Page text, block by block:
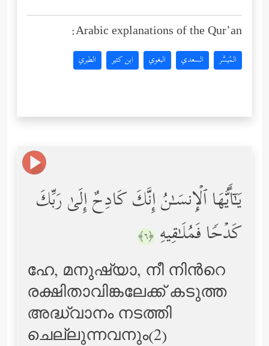
Arabic explanations of the Qur’an:
المُيسَّر السعدي البغوي ابن كثير الطبري
یَـٰۤأَیُّهَا ٱلۡإِنسَـٰنُ إِنَّكَ كَادِحٌ إِلَىٰ رَبِّكَ
كَدۡحࣰا فَمُلَـٰقِیهِ ﴿٦﴾
ഹേ, മനുഷ്യാ, നീ നിന്‍റെ
രക്ഷിതാവിങ്കലേക്ക് കടുത്ത
അദ്ധ്വാനം നടത്തി
ചെല്ലുന്നവനും(2)